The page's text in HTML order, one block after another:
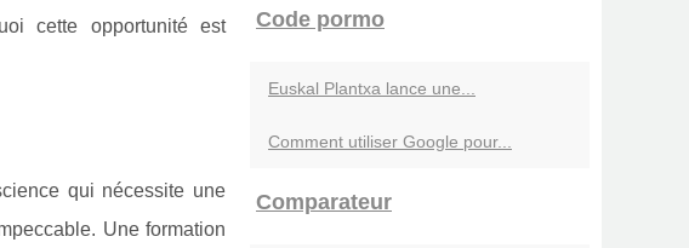
cette opportunité est
qui nécessite une
Une formation
Code pormo
Euskal Plantxa lance une...
Comment utiliser Google pour...
Comparateur